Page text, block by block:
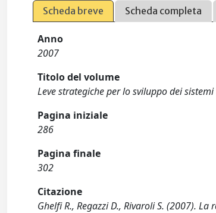
Scheda breve Scheda completa
Anno
2007
Titolo del volume
Leve strategiche per lo sviluppo dei
Pagina iniziale
286
Pagina finale
302
Citazione
Ghelfi R., Regazzi D., Rivaroli S. (2007).